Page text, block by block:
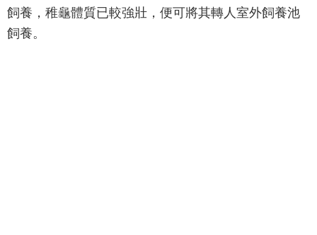
飼養，稚龜體質已較強壯，便可將其轉人室外飼養池
飼養。